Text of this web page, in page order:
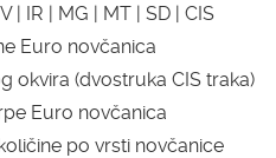
| IR | MG | MT | SD | CIS
Euro novčanica
okvira (dvostruka CIS traka)
Euro novčanica
po vrsti novčanice